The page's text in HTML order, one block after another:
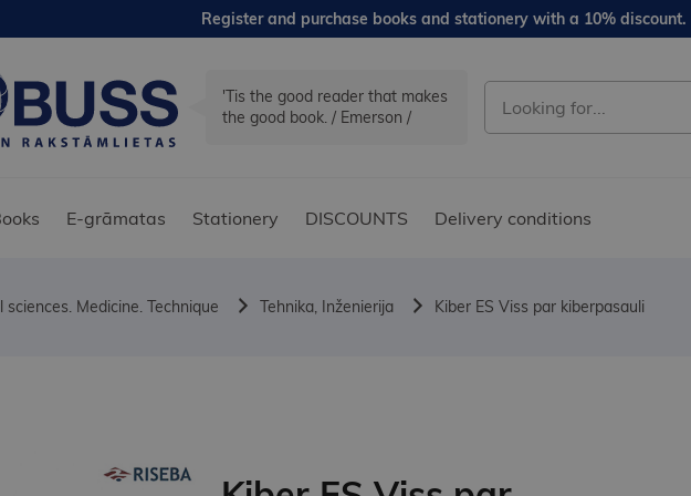
Register and purchase books and stationery with a 10% discount.
'Tis the good reader that makes
the good book. / Emerson /
E-grāmatas Stationery DISCOUNTS Delivery conditions
sciences. Medicine. Technique Tehnika, Inženierija Kiber ES Viss par kiberpasauli